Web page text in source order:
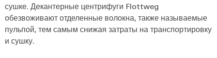
сушке. Декантерные центрифуги Flottweg
обезвоживают отделенные волокна, также называемые
пульпой, тем самым снижая затраты на транспортировку
и сушку.